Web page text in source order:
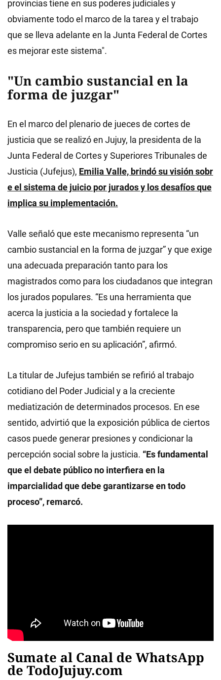
provincias tiene en sus poderes judiciales y
obviamente todo el marco de la tarea y el trabajo
que se lleva adelante en la Junta Federal de Cortes
es mejorar este sistema".
"Un cambio sustancial en la
forma de juzgar"
En el marco del plenario de jueces de cortes de
justicia que se realizó en Jujuy, la presidenta de la
Junta Federal de Cortes y Superiores Tribunales de
Justicia (Jufejus), Emilia Valle, brindó su visión sobr
e el sistema de juicio por jurados y los desafíos que
implica su implementación.
Valle señaló que este mecanismo representa “un
cambio sustancial en la forma de juzgar” y que exige
una adecuada preparación tanto para los
magistrados como para los ciudadanos que integran
los jurados populares. “Es una herramienta que
acerca la justicia a la sociedad y fortalece la
transparencia, pero que también requiere un
compromiso serio en su aplicación”, afirmó.
La titular de Jufejus también se refirió al trabajo
cotidiano del Poder Judicial y a la creciente
mediatización de determinados procesos. En ese
sentido, advirtió que la exposición pública de ciertos
casos puede generar presiones y condicionar la
percepción social sobre la justicia. “Es fundamental
que el debate público no interfiera en la
imparcialidad que debe garantizarse en todo
proceso”, remarcó.
Sumate al Canal de WhatsApp
de TodoJujuy.com